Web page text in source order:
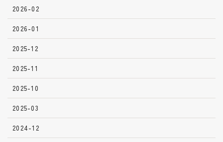
2026-02
2026-01
2025-12
2025-11
2025-10
2025-03
2024-12